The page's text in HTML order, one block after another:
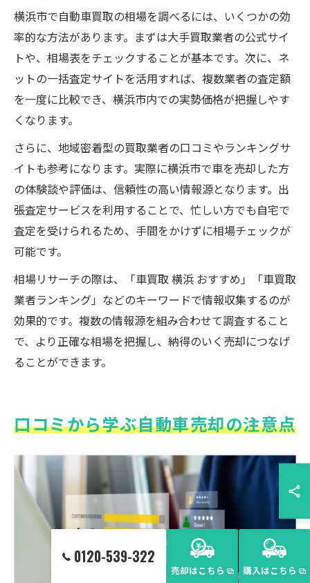
横浜市で自動車買取の相場を調べるには、いくつかの効
率的な方法があります。まずは大手買取業者の公式サイ
トや、相場表をチェックすることが基本です。次に、ネ
ットの一括査定サイトを活用すれば、複数業者の査定額
を一度に比較でき、横浜市内での実勢価格が把握しやす
くなります。
さらに、地域密着型の買取業者の口コミやランキングサ
イトも参考になります。実際に横浜市で車を売却した方
の体験談や評価は、信頼性の高い情報源となります。出
張査定サービスを利用することで、忙しい方でも自宅で
査定を受けられるため、手間をかけずに相場チェックが
可能です。
相場リサーチの際は、「車買取 横浜 おすすめ」「車買取
業者ランキング」などのキーワードで情報収集するのが
効果的です。複数の情報源を組み合わせて調査すること
で、より正確な相場を把握し、納得のいく売却につなげ
ることができます。
口コミから学ぶ自動車売却の注意点
0120-539-322
売却はこちら 購入はこちら